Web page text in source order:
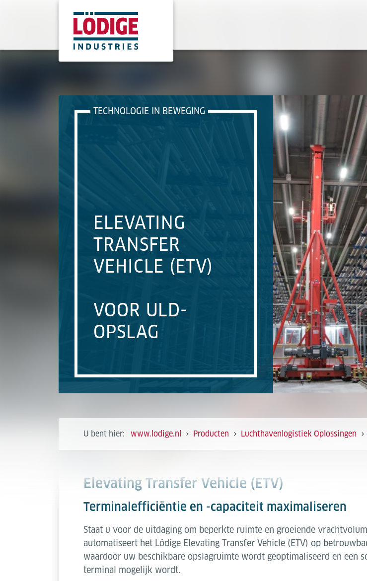
TECHNOLOGIE IN BEWEGING
ELEVATING
TRANSFER
VEHICLE (ETV)
VOOR ULD-
OPSLAG
U bent hier: www.lodige.nl Producten Luchthavenlogistiek Oplossingen
Elevating Transfer Vehicle (ETV)
Terminalefficiëntie en -capaciteit maximaliseren
Staat u voor de uitdaging om beperkte ruimte en groeiende
automatiseert het Lödige Elevating Transfer Vehicle (ETV) op
waardoor uw beschikbare opslagruimte wordt geoptimaliseerd en een
terminal mogelijk wordt.